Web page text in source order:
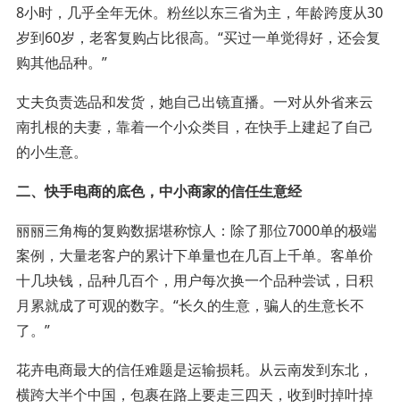
8小时，几乎全年无休。粉丝以东三省为主，年龄跨度从30
岁到60岁，老客复购占比很高。“买过一单觉得好，还会复
购其他品种。”
丈夫负责选品和发货，她自己出镜直播。一对从外省来云
南扎根的夫妻，靠着一个小众类目，在快手上建起了自己
的小生意。
二、快手电商的底色，中小商家的信任生意经
丽丽三角梅的复购数据堪称惊人：除了那位7000单的极端
案例，大量老客户的累计下单量也在几百上千单。客单价
十几块钱，品种几百个，用户每次换一个品种尝试，日积
月累就成了可观的数字。“长久的生意，骗人的生意长不
了。”
花卉电商最大的信任难题是运输损耗。从云南发到东北，
横跨大半个中国，包裹在路上要走三四天，收到时掉叶掉